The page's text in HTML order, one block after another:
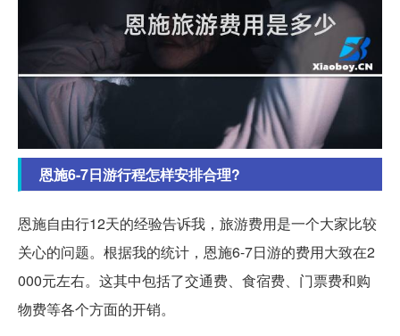
恩施6-7日游行程怎样安排合理?
恩施自由行12天的经验告诉我，旅游费用是一个大家比较
关心的问题。根据我的统计，恩施6-7日游的费用大致在2
000元左右。这其中包括了交通费、食宿费、门票费和购
物费等各个方面的开销。